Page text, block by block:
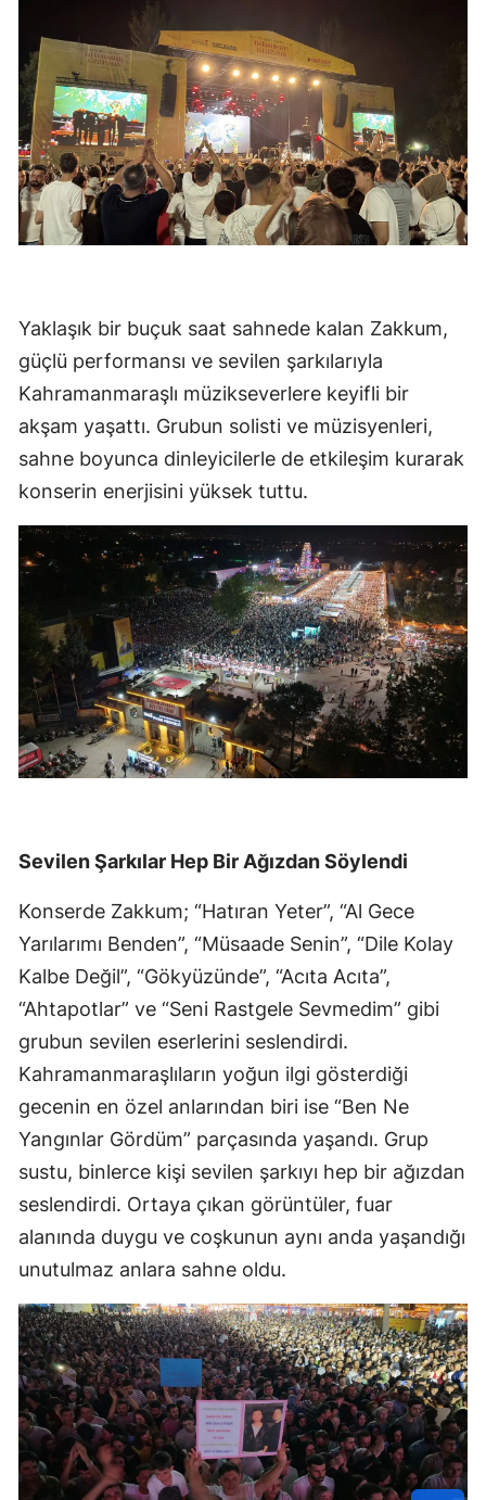
Yaklaşık bir buçuk saat sahnede kalan Zakkum,
güçlü performansı ve sevilen şarkılarıyla
Kahramanmaraşlı müzikseverlere keyifli bir
akşam yaşattı. Grubun solisti ve müzisyenleri,
sahne boyunca dinleyicilerle de etkileşim kurarak
konserin enerjisini yüksek tuttu.
Sevilen Şarkılar Hep Bir Ağızdan Söylendi
Konserde Zakkum; “Hatıran Yeter”, “Al Gece
Yarılarımı Benden”, “Müsaade Senin”, “Dile Kolay
Kalbe Değil”, “Gökyüzünde”, “Acıta Acıta”,
“Ahtapotlar” ve “Seni Rastgele Sevmedim” gibi
grubun sevilen eserlerini seslendirdi.
Kahramanmaraşlıların yoğun ilgi gösterdiği
gecenin en özel anlarından biri ise “Ben Ne
Yangınlar Gördüm” parçasında yaşandı. Grup
sustu, binlerce kişi sevilen şarkıyı hep bir ağızdan
seslendirdi. Ortaya çıkan görüntüler, fuar
alanında duygu ve coşkunun aynı anda yaşandığı
unutulmaz anlara sahne oldu.